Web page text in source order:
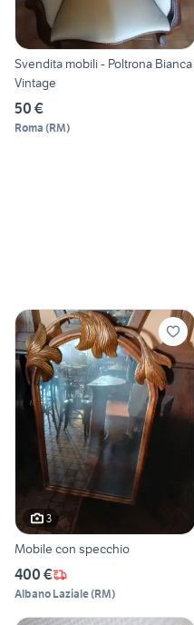
Svendita mobili - Poltrona Bianca
Vintage
50 €
Roma (RM)
3
Mobile con specchio
400 €
Albano Laziale(RM)